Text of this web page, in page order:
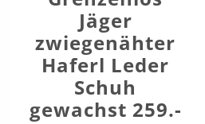
Jäger
zwiegenähter
Haferl Leder
Schuh
gewachst 259.-